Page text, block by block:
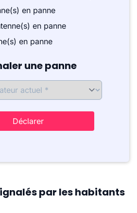
en panne
en panne
en panne
une panne
Déclarer
par les habitants